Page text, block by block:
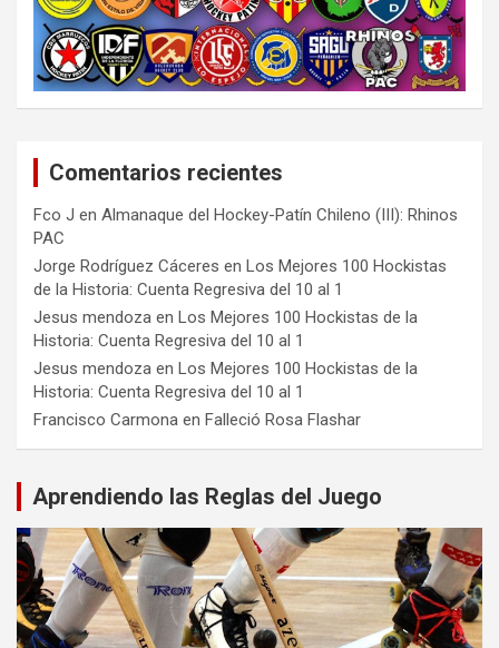
Comentarios recientes
Fco J en Almanaque del Hockey-Patín Chileno (III): Rhinos
PAC
Jorge Rodríguez Cáceres en Los Mejores 100 Hockistas
de la Historia: Cuenta Regresiva del 10 al 1
Jesus mendoza en Los Mejores 100 Hockistas de la
Historia: Cuenta Regresiva del 10 al 1
Jesus mendoza en Los Mejores 100 Hockistas de la
Historia: Cuenta Regresiva del 10 al 1
Francisco Carmona en Falleció Rosa Flashar
Aprendiendo las Reglas del Juego